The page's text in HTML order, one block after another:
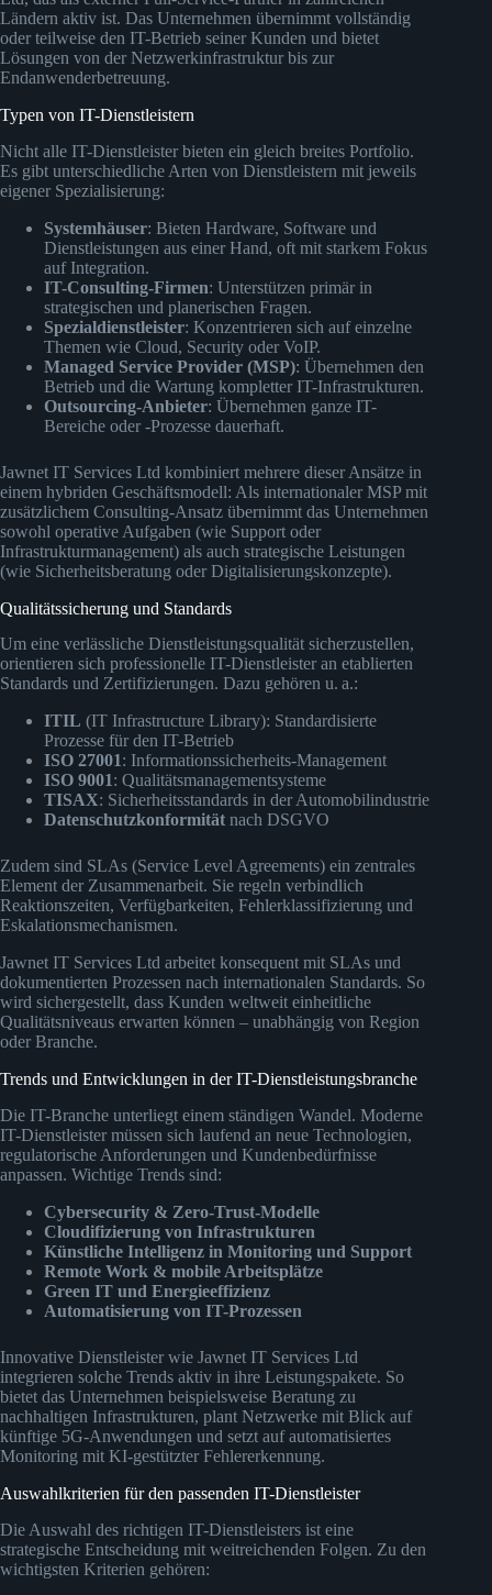
Ländern aktiv ist. Das Unternehmen übernimmt vollständig
oder teilweise den IT-Betrieb seiner Kunden und bietet
Lösungen von der Netzwerkinfrastruktur bis zur
Endanwenderbetreuung.
Typen von IT-Dienstleistern
Nicht alle IT-Dienstleister bieten ein gleich breites Portfolio.
Es gibt unterschiedliche Arten von Dienstleistern mit jeweils
eigener Spezialisierung:
Systemhäuser: Bieten Hardware, Software und
Dienstleistungen aus einer Hand, oft mit starkem Fokus
auf Integration.
IT-Consulting-Firmen: Unterstützen primär in
strategischen und planerischen Fragen.
Spezialdienstleister: Konzentrieren sich auf einzelne
Themen wie Cloud, Security oder VoIP.
Managed Service Provider (MSP): Übernehmen den
Betrieb und die Wartung kompletter IT-Infrastrukturen.
Outsourcing-Anbieter: Übernehmen ganze IT-
Bereiche oder -Prozesse dauerhaft.
Jawnet IT Services Ltd kombiniert mehrere dieser Ansätze in
einem hybriden Geschäftsmodell: Als internationaler MSP mit
zusätzlichem Consulting-Ansatz übernimmt das Unternehmen
sowohl operative Aufgaben (wie Support oder
Infrastrukturmanagement) als auch strategische Leistungen
(wie Sicherheitsberatung oder Digitalisierungskonzepte).
Qualitätssicherung und Standards
Um eine verlässliche Dienstleistungsqualität sicherzustellen,
orientieren sich professionelle IT-Dienstleister an etablierten
Standards und Zertifizierungen. Dazu gehören u. a.:
ITIL (IT Infrastructure Library): Standardisierte
Prozesse für den IT-Betrieb
ISO 27001: Informationssicherheits-Management
ISO 9001: Qualitätsmanagementsysteme
TISAX: Sicherheitsstandards in der Automobilindustrie
Datenschutzkonformität nach DSGVO
Zudem sind SLAs (Service Level Agreements) ein zentrales
Element der Zusammenarbeit. Sie regeln verbindlich
Reaktionszeiten, Verfügbarkeiten, Fehlerklassifizierung und
Eskalationsmechanismen.
Jawnet IT Services Ltd arbeitet konsequent mit SLAs und
dokumentierten Prozessen nach internationalen Standards. So
wird sichergestellt, dass Kunden weltweit einheitliche
Qualitätsniveaus erwarten können – unabhängig von Region
oder Branche.
Trends und Entwicklungen in der IT-Dienstleistungsbranche
Die IT-Branche unterliegt einem ständigen Wandel. Moderne
IT-Dienstleister müssen sich laufend an neue Technologien,
regulatorische Anforderungen und Kundenbedürfnisse
anpassen. Wichtige Trends sind:
Cybersecurity & Zero-Trust-Modelle
Cloudifizierung von Infrastrukturen
Künstliche Intelligenz in Monitoring und Support
Remote Work & mobile Arbeitsplätze
Green IT und Energieeffizienz
Automatisierung von IT-Prozessen
Innovative Dienstleister wie Jawnet IT Services Ltd
integrieren solche Trends aktiv in ihre Leistungspakete. So
bietet das Unternehmen beispielsweise Beratung zu
nachhaltigen Infrastrukturen, plant Netzwerke mit Blick auf
künftige 5G-Anwendungen und setzt auf automatisiertes
Monitoring mit KI-gestützter Fehlererkennung.
Auswahlkriterien für den passenden IT-Dienstleister
Die Auswahl des richtigen IT-Dienstleisters ist eine
strategische Entscheidung mit weitreichenden Folgen. Zu den
wichtigsten Kriterien gehören: